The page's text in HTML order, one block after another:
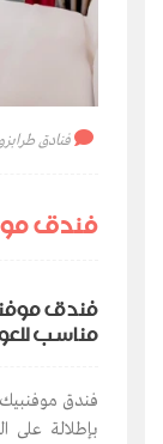
فنادق
فندق
مناسب
بإطلالة على